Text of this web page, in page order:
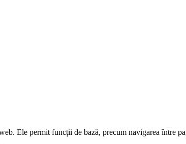
Ele permit funcții de bază, precum navigarea între